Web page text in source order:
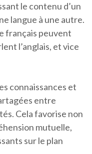
le contenu d’un
langue à une autre.
français peuvent
l’anglais, et vice
connaissances et
entre
Cela favorise non
mutuelle,
sur le plan